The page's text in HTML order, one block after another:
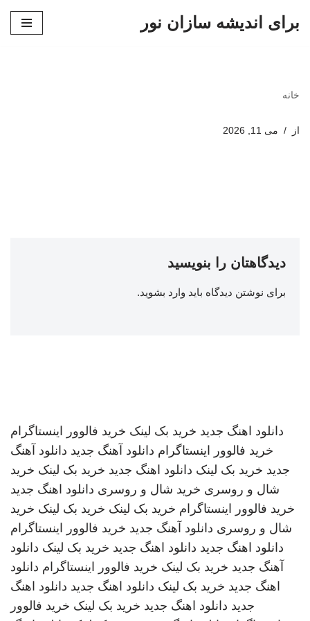
برای اندیشه سازان نور
خانه
از می 11, 2026
دیدگاهتان را بنویسید
برای نوشتن دیدگاه باید وارد بشوید.
دانلود اهنگ جدید خرید بک لینک خرید فالوور اینستاگرام
خرید فالوور اینستاگرام دانلود آهنگ جدید دانلود آهنگ
جدید خرید بک لینک دانلود اهنگ جدید خرید بک لینک خرید
شال و روسری خرید شال و روسری دانلود اهنگ جدید
خرید فالوور اینستاگرام خرید بک لینک خرید بک لینک خرید
شال و روسری دانلود آهنگ جدید خرید فالوور اینستاگرام
دانلود اهنگ جدید دانلود اهنگ جدید خرید بک لینک دانلود
آهنگ جدید خرید بک لینک خرید فالوور اینستاگرام دانلود
اهنگ جدید خرید بک لینک دانلود اهنگ جدید دانلود اهنگ
جدید دانلود اهنگ جدید خرید بک لینک خرید فالوور